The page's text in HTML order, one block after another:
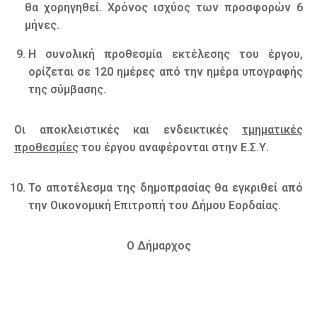
θα χορηγηθεί. Χρόνος ισχύος των προσφορών 6
μήνες.
Η συνολική προθεσμία εκτέλεσης του έργου,
ορίζεται σε 120 ημέρες από την ημέρα υπογραφής
της σύμβασης.
Οι αποκλειστικές και ενδεικτικές τμηματικές
προθεσμίες του έργου αναφέρονται στην Ε.Σ.Υ.
Το αποτέλεσμα της δημοπρασίας θα εγκριθεί από
την Οικονομική Επιτροπή του Δήμου Εορδαίας.
Ο Δήμαρχος